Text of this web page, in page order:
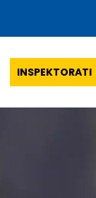
INSPEKTORATI